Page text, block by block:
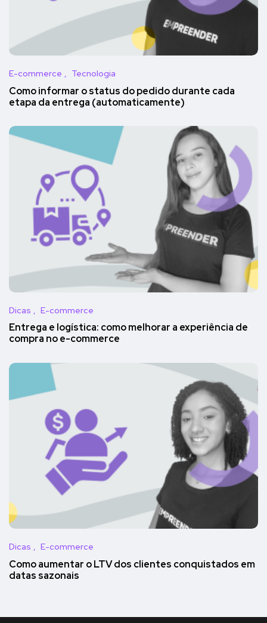
E-commerce Tecnologia
Como informar o status do pedido durante cada
etapa da entrega (automaticamente)
Dicas E-commerce
Entrega e logística: como melhorar a experiência de
compra no e-commerce
Dicas E-commerce
Como aumentar o LTV dos clientes conquistados em
datas sazonais